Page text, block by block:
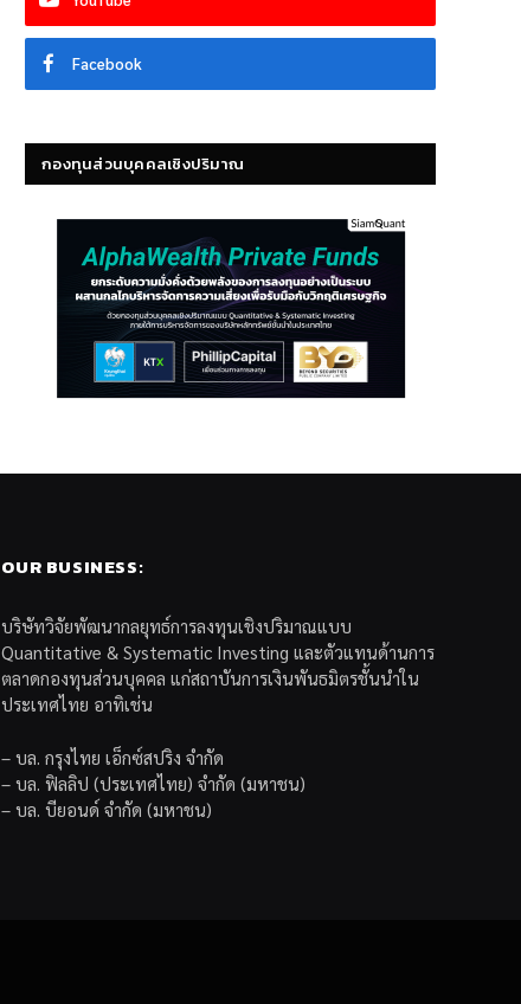
Facebook
กองทุนส่วนบุคคลเชิงปริมาณ
OUR BUSINESS:
บริษัทวิจัยพัฒนากลยุทธ์การลงทุนเชิงปริมาณแบบ
Quantitative & Systematic Investing และตัวแทนด้านการ
ตลาดกองทุนส่วนบุคคล แก่สถาบันการเงินพันธมิตรชั้นนำใน
ประเทศไทย อาทิเช่น
– บล. กรุงไทย เอ็กซ์สปริง จำกัด
– บล. ฟิลลิป (ประเทศไทย) จำกัด (มหาชน)
– บล. บียอนด์ จำกัด (มหาชน)